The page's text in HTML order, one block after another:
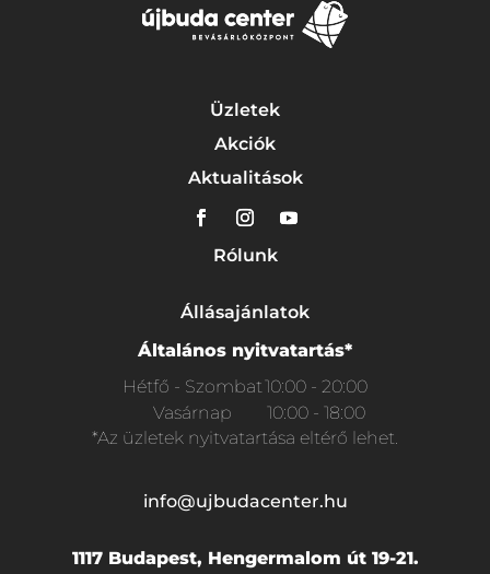
Üzletek
Akciók
Aktualitások
Rólunk
Állásajánlatok
Általános nyitvatartás*
Hétfő - Szombat10:00 - 20:00
Vasárnap
10:00 - 18:00
*Az üzletek nyitvatartása eltérő lehet.
info@ujbudacenter.hu
1117 Budapest, Hengermalom út 19-21.